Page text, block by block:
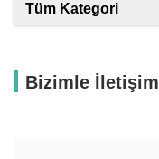
Tüm Kategori
Bizimle İletişim